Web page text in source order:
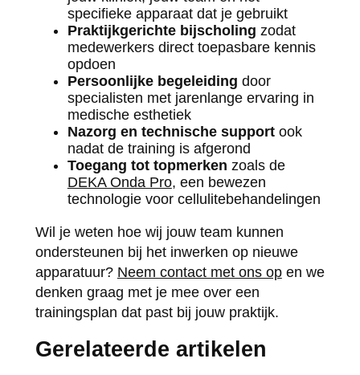
specifieke apparaat dat je gebruikt
Praktijkgerichte bijscholing zodat
medewerkers direct toepasbare kennis
opdoen
Persoonlijke begeleiding door
specialisten met jarenlange ervaring in
medische esthetiek
Nazorg en technische supportook
nadat de training is afgerond
Toegang tot topmerken zoals de
DEKA Onda Pro, een bewezen
technologie voor cellulitebehandelingen
Wil je weten hoe wij jouw team kunnen
ondersteunen bij het inwerken op nieuwe
apparatuur? Neem contact met ons open we
denken graag met je mee over een
trainingsplan dat past bij jouw praktijk.
Gerelateerde artikelen